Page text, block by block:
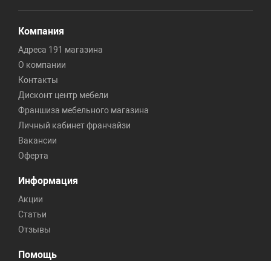
Компания
Адреса 191 магазина
О компании
Контакты
Дисконт центр мебели
Франшиза мебельного магазина
Личный кабинет франчайзи
Вакансии
Оферта
Информация
Акции
Статьи
Отзывы
Помощь